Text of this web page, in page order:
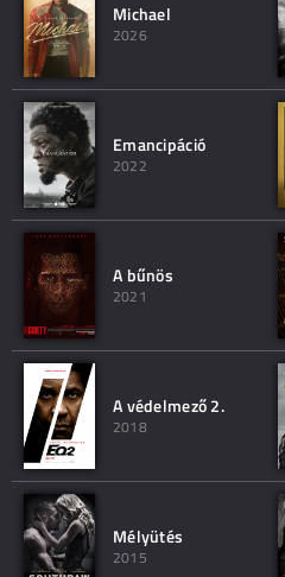
Michael
2026
Emancipáció
2022
A bűnös
2021
A védelmező 2.
2018
Mélyütés
2015